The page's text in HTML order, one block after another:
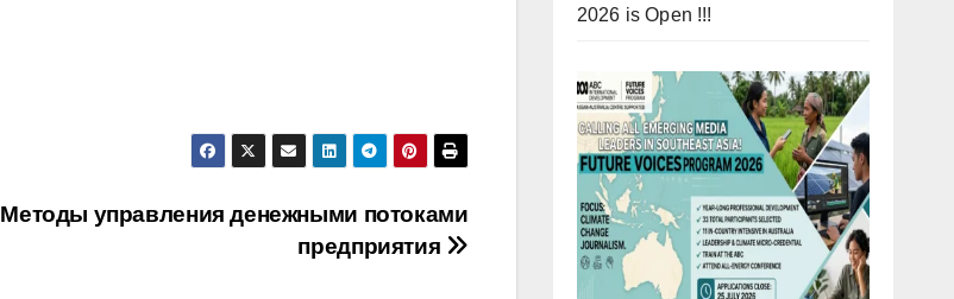
Методы управления денежными потоками
предприятия
2026 is Open !!!